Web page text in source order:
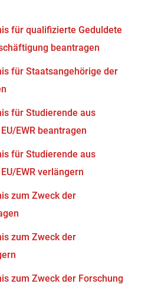
für qualifizierte Geduldete
beantragen
für Staatsangehörige der
für Studierende aus
EWR beantragen
für Studierende aus
EWR verlängern
zum Zweck der
zum Zweck der
zum Zweck der Forschung